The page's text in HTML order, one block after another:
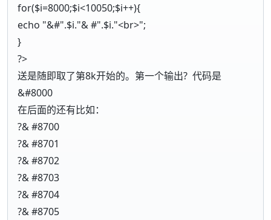
for($i=8000;$i<10050;$i++){
echo "&#".$i."& #".$i."<br>";
}
?>
送是随即取了第8k开始的。第一个输出? 代码是
&#8000
在后面的还有比如：
?& #8700
?& #8701
?& #8702
?& #8703
?& #8704
?& #8705